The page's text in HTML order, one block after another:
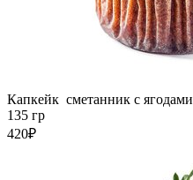
Капкейк сметанник с ягодами
135 гр
420₽